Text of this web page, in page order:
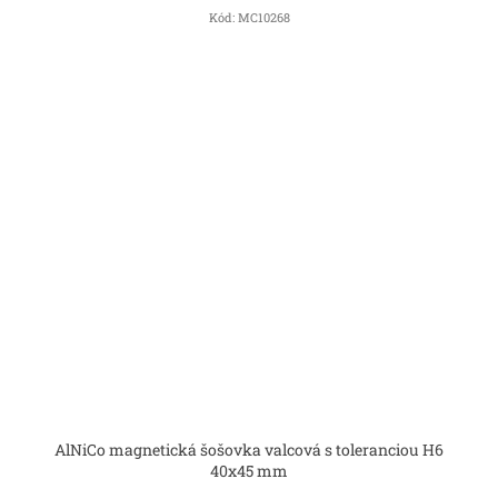
Kód: MC10268
AlNiCo magnetická šošovka valcová s toleranciou H6
40x45 mm